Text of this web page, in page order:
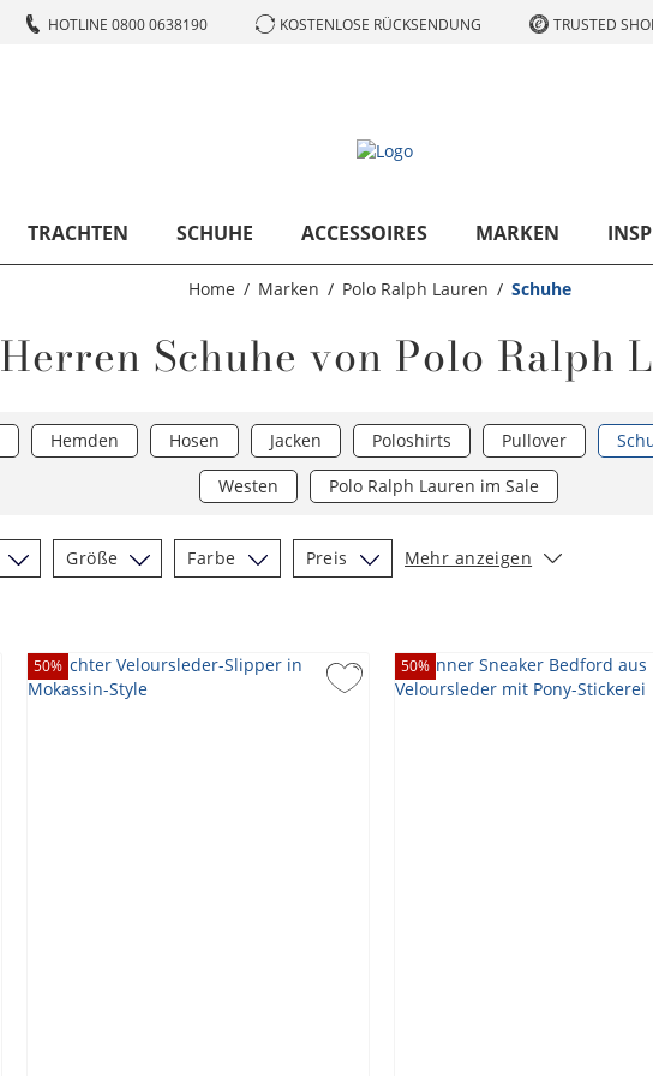
HOTLINE 0800 0638190 KOSTENLOSE RÜCKSENDUNG TRUSTED
TRACHTEN SCHUHE ACCESSOIRES MARKEN
Home Marken Polo Ralph Lauren Schuhe
Herren Schuhe von Polo Ralph
Hemden Hosen Jacken Poloshirts Pullover
Westen
Polo Ralph Lauren im Sale
Größe Farbe Preis
Mehr anzeigen
50% 50%